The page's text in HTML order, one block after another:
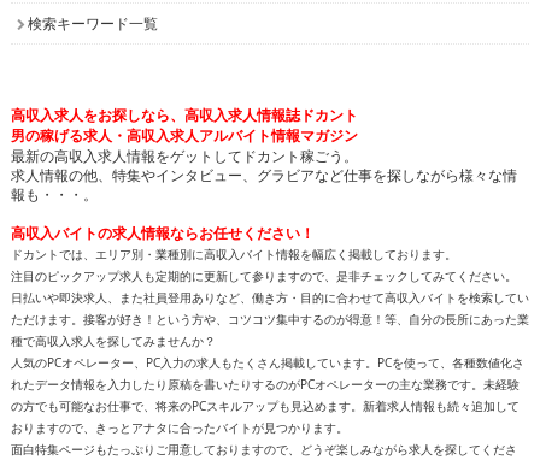
検索キーワード一覧
高収入求人をお探しなら、高収入求人情報誌ドカント
男の稼げる求人・高収入求人アルバイト情報マガジン
最新の高収入求人情報をゲットしてドカント稼ごう。
求人情報の他、特集やインタビュー、グラビアなど仕事を探しながら様々な情
報も・・・。
高収入バイトの求人情報ならお任せください！
ドカントでは、エリア別・業種別に高収入バイト情報を幅広く掲載しております。
注目のピックアップ求人も定期的に更新して参りますので、是非チェックしてみてください。
日払いや即決求人、また社員登用ありなど、働き方・目的に合わせて高収入バイトを検索してい
ただけます。接客が好き！という方や、コツコツ集中するのが得意！等、自分の長所にあった業
種で高収入求人を探してみませんか？
人気のPCオペレーター、PC入力の求人もたくさん掲載しています。PCを使って、各種数値化さ
れたデータ情報を入力したり原稿を書いたりするのがPCオペレーターの主な業務です。未経験
の方でも可能なお仕事で、将来のPCスキルアップも見込めます。新着求人情報も続々追加して
おりますので、きっとアナタに合ったバイトが見つかります。
面白特集ページもたっぷりご用意しておりますので、どうぞ楽しみながら求人を探してくださ